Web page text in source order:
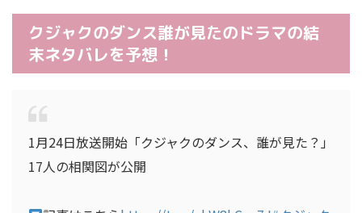
クジャクのダンス誰が見たのドラマの結
末ネタバレを予想！
1月24日放送開始「クジャクのダンス、誰が見た？」
17人の相関図が公開